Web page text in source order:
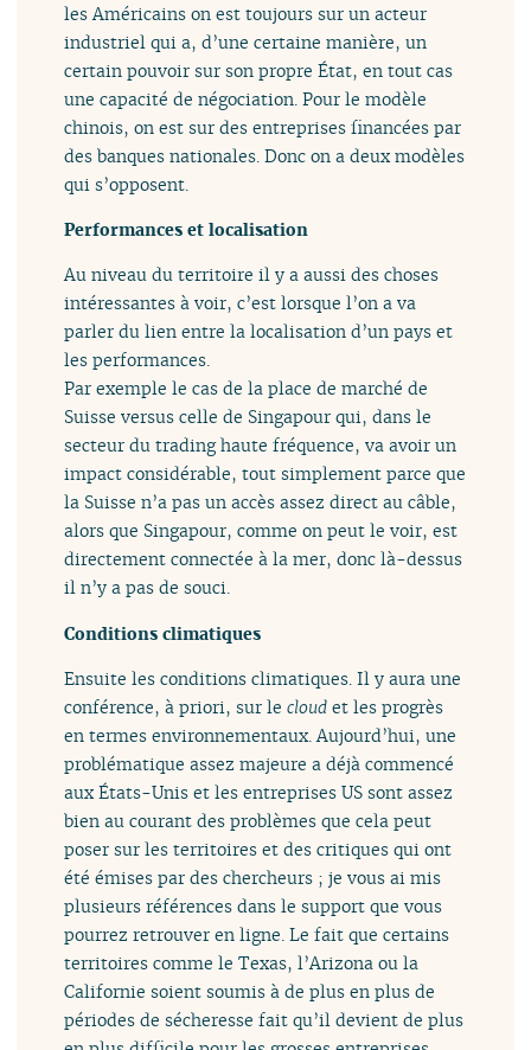
les Américains on est toujours sur un acteur
industriel qui a, d’une certaine manière, un
certain pouvoir sur son propre État, en tout cas
une capacité de négociation. Pour le modèle
chinois, on est sur des entreprises financées par
des banques nationales. Donc on a deux modèles
qui s’opposent.
Performances et localisation
Au niveau du territoire il y a aussi des choses
intéressantes à voir, c’est lorsque l’on a va
parler du lien entre la localisation d’un pays et
les performances.
Par exemple le cas de la place de marché de
Suisse versus celle de Singapour qui, dans le
secteur du trading haute fréquence, va avoir un
impact considérable, tout simplement parce que
la Suisse n’a pas un accès assez direct au câble,
alors que Singapour, comme on peut le voir, est
directement connectée à la mer, donc là-dessus
il n’y a pas de souci.
Conditions climatiques
Ensuite les conditions climatiques. Il y aura une
conférence, à priori, sur lecloud et les progrès
en termes environnementaux. Aujourd’hui, une
problématique assez majeure a déjà commencé
aux États-Unis et les entreprises US sont assez
bien au courant des problèmes que cela peut
poser sur les territoires et des critiques qui ont
été émises par des chercheurs ; je vous ai mis
plusieurs références dans le support que vous
pourrez retrouver en ligne. Le fait que certains
territoires comme le Texas, l’Arizona ou la
Californie soient soumis à de plus en plus de
périodes de sécheresse fait qu’il devient de plus